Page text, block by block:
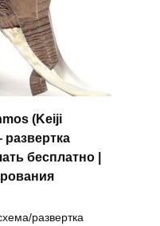
(Keiji
бесплатно |
развертка